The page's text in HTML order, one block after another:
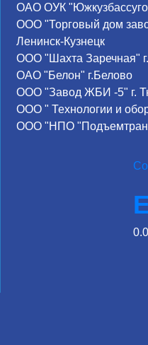
ОАО ОУК
ООО "Торговый дом
Ленинск-Кузнецк
ООО "Шахта Заречная"
ОАО "Белон" г.Белово
ООО "Завод ЖБИ -5" г.
ООО " Технологии и
ООО "НПО